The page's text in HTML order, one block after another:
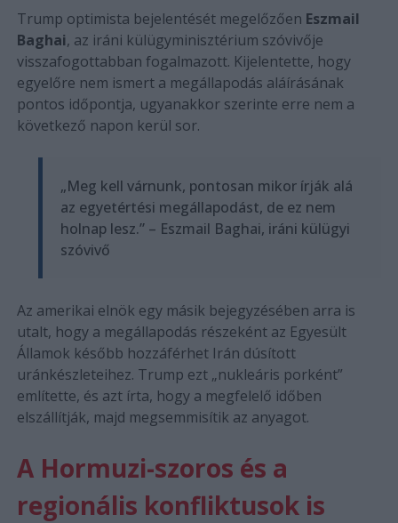
Trump optimista bejelentését megelőzően Eszmail
Baghai, az iráni külügyminisztérium szóvivője
visszafogottabban fogalmazott. Kijelentette, hogy
egyelőre nem ismert a megállapodás aláírásának
pontos időpontja, ugyanakkor szerinte erre nem a
következő napon kerül sor.
„Meg kell várnunk, pontosan mikor írják alá
az egyetértési megállapodást, de ez nem
holnap lesz.” – Eszmail Baghai, iráni külügyi
szóvivő
Az amerikai elnök egy másik bejegyzésében arra is
utalt, hogy a megállapodás részeként az Egyesült
Államok később hozzáférhet Irán dúsított
uránkészleteihez. Trump ezt „nukleáris porként”
említette, és azt írta, hogy a megfelelő időben
elszállítják, majd megsemmisítik az anyagot.
A Hormuzi-szoros és a
regionális konfliktusok is